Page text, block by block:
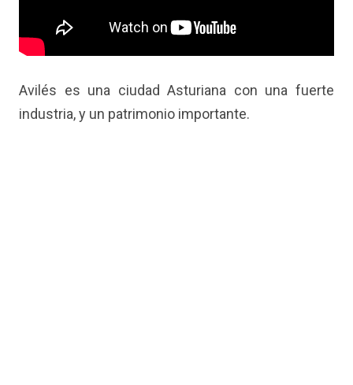
Avilés es una ciudad Asturiana con una fuerte
industria, y un patrimonio importante.